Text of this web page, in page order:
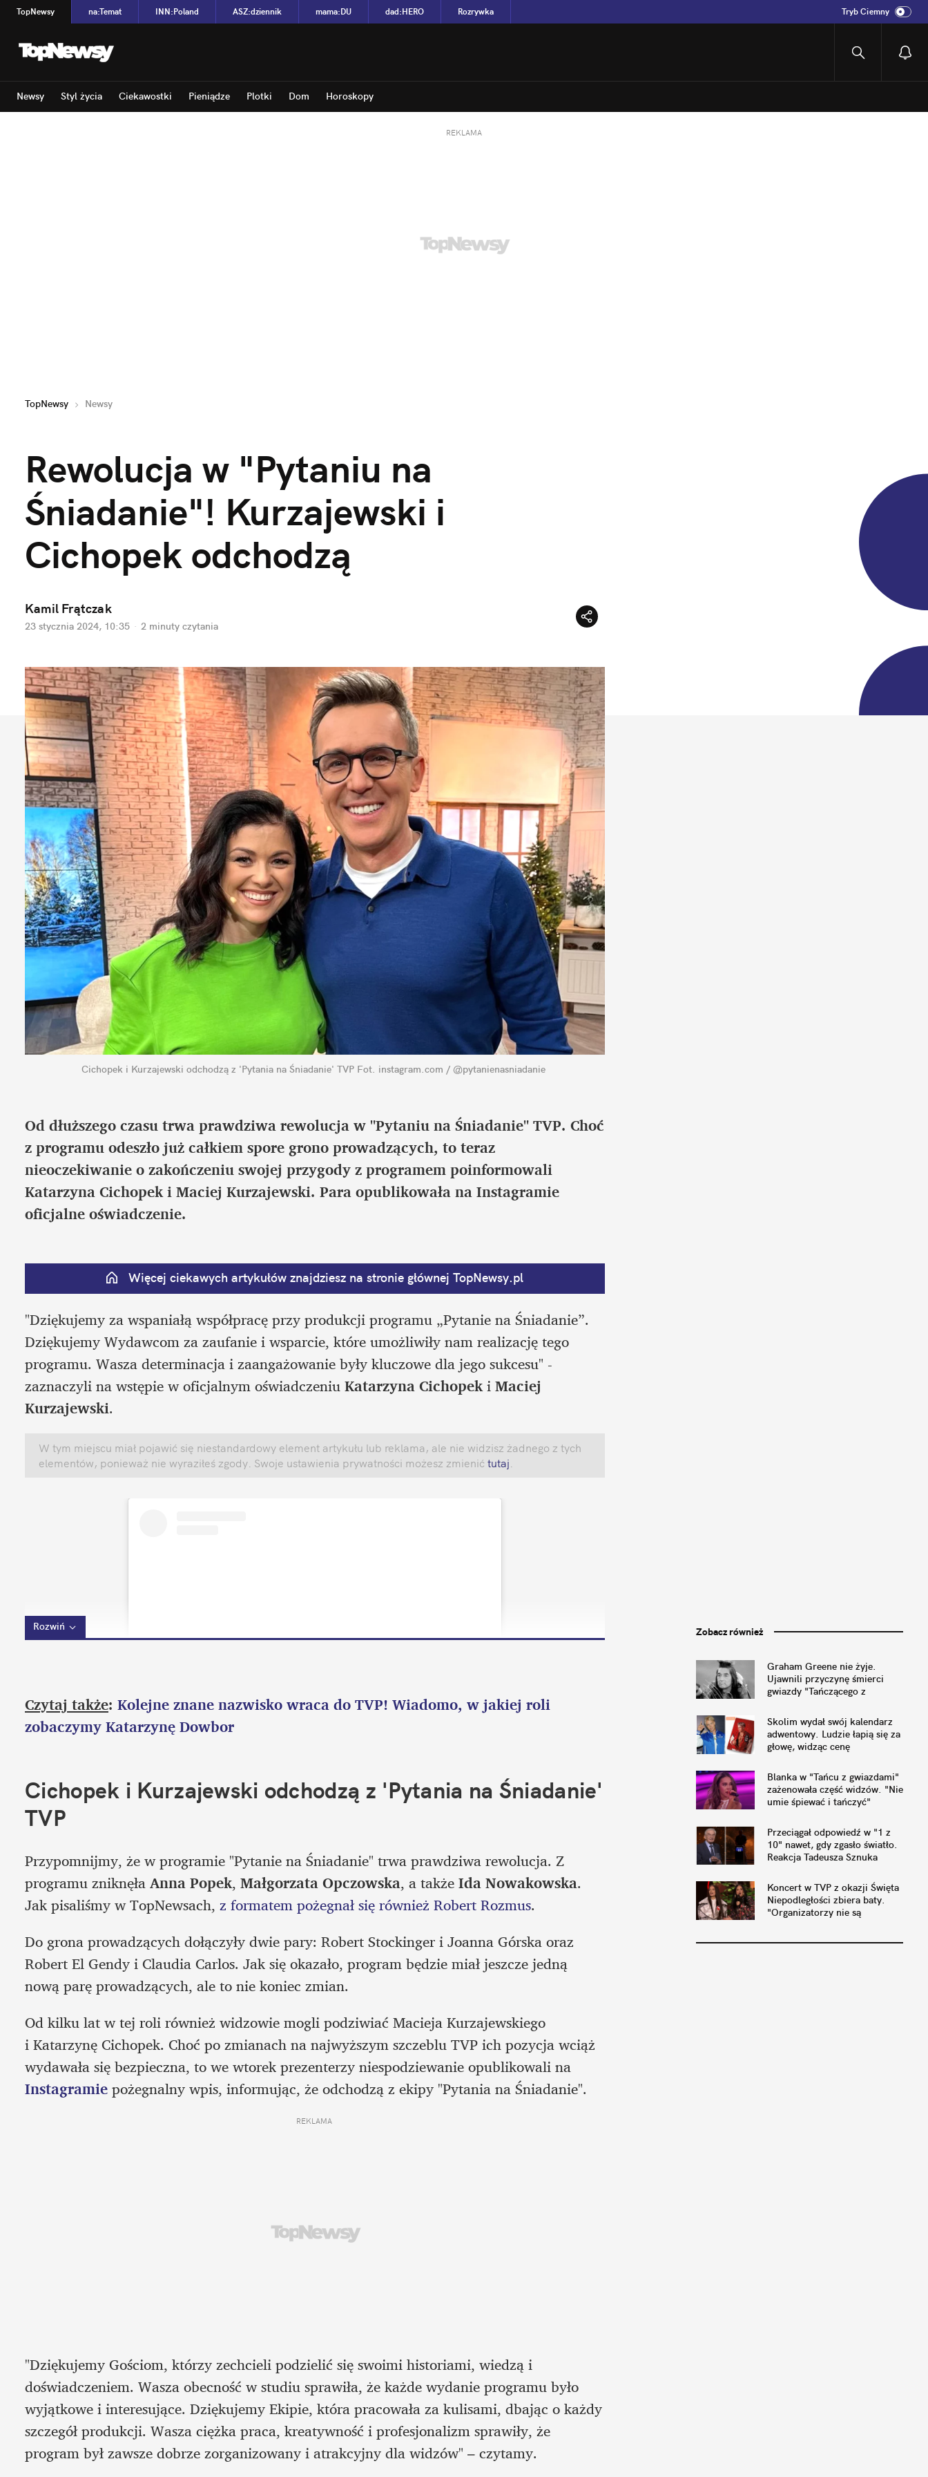
TopNewsy na:Temat INN:Poland ASZ:dziennik mama:DU dad:HERO Rozrywka Tryb Ciemny
Newsy Styl życia Ciekawostki Pieniądze Plotki Dom Horoskopy
REKLAMA
TopNewsy Newsy
Rewolucja w "Pytaniu na
Śniadanie"! Kurzajewski i
Cichopek odchodzą
Kamil Frątczak
23 stycznia 2024, 10:35 · 2 minuty czytania
Cichopek i Kurzajewski odchodzą z 'Pytania na Śniadanie' TVP Fot. instagram.com / @pytanienasniadanie
Od dłuższego czasu trwa prawdziwa rewolucja w "Pytaniu na Śniadanie" TVP. Choć
z programu odeszło już całkiem spore grono prowadzących, to teraz
nieoczekiwanie o zakończeniu swojej przygody z programem poinformowali
Katarzyna Cichopek i Maciej Kurzajewski. Para opublikowała na Instagramie
oficjalne oświadczenie.
Więcej ciekawych artykułów znajdziesz na stronie głównej TopNewsy.pl
"Dziękujemy za wspaniałą współpracę przy produkcji programu „Pytanie na Śniadanie”.
Dziękujemy Wydawcom za zaufanie i wsparcie, które umożliwiły nam realizację tego
programu. Wasza determinacja i zaangażowanie były kluczowe dla jego sukcesu" -
zaznaczyli na wstępie w oficjalnym oświadczeniu Katarzyna Cichopek i Maciej
Kurzajewski.
W tym miejscu miał pojawić się niestandardowy element artykułu lub reklama, ale nie widzisz żadnego z tych
elementów, ponieważ nie wyraziłeś zgody. Swoje ustawienia prywatności możesz zmienić tutaj
Rozwiń
Czytaj także: Kolejne znane nazwisko wraca do TVP! Wiadomo, w jakiej roli
zobaczymy Katarzynę Dowbor
Cichopek i Kurzajewski odchodzą z 'Pytania na Śniadanie'
TVP
Przypomnijmy, że w programie "Pytanie na Śniadanie" trwa prawdziwa rewolucja. Z
programu zniknęła Anna Popek, Małgorzata Opczowska, a także Ida Nowakowska.
Jak pisaliśmy w TopNewsach, z formatem pożegnał się również Robert Rozmus.
Do grona prowadzących dołączyły dwie pary: Robert Stockinger i Joanna Górska oraz
Robert El Gendy i Claudia Carlos. Jak się okazało, program będzie miał jeszcze jedną
nową parę prowadzących, ale to nie koniec zmian.
Od kilku lat w tej roli również widzowie mogli podziwiać Macieja Kurzajewskiego
i Katarzynę Cichopek. Choć po zmianach na najwyższym szczeblu TVP ich pozycja wciąż
Instagramie pożegnalny wpis, informując, że odchodzą z ekipy "Pytania na Śniadanie".
REKLAMA
"Dziękujemy Gościom, którzy zechcieli podzielić się swoimi historiami, wiedzą i
doświadczeniem. Wasza obecność w studiu sprawiła, że każde wydanie programu było
wyjątkowe i interesujące. Dziękujemy Ekipie, która pracowała za kulisami, dbając o każdy
szczegół produkcji. Wasza ciężka praca, kreatywność i profesjonalizm sprawiły, że
program był zawsze dobrze zorganizowany i atrakcyjny dla widzów" – czytamy.
Zobacz również
Graham Greene nie żyje.
Ujawnili przyczynę śmierci
gwiazdy "Tańczącego z
Skolim wydał swój kalendarz
adwentowy. Ludzie łapią się za
głowę, widząc cenę
Blanka w "Tańcu z gwiazdami"
zażenowała część widzów. "Nie
umie śpiewać i tańczyć"
Przeciągał odpowiedź w "1 z
10" nawet, gdy zgasło światło.
Reakcja Tadeusza Sznuka
Koncert w TVP z okazji Święta
Niepodległości zbiera baty.
"Organizatorzy nie są